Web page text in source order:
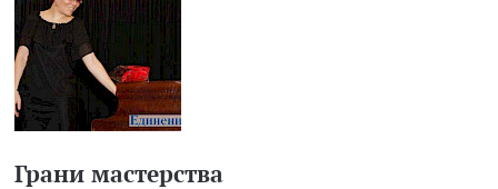
Грани мастерства